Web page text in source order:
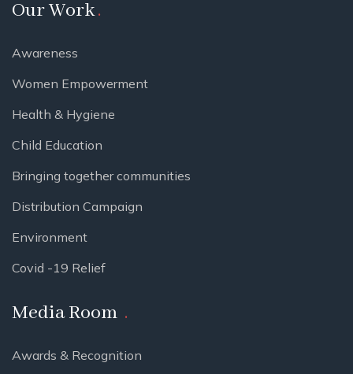
Our Work
Awareness
Women Empowerment
Health & Hygiene
Child Education
Bringing together communities
Distribution Campaign
Environment
Covid -19 Relief
Media Room
Awards & Recognition